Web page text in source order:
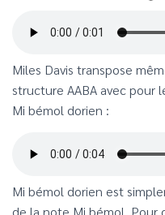
Miles Davis transpose
structure AABA avec pour
Mi bémol dorien :
Mi bémol dorien est
de la note Mi bémol. Pour